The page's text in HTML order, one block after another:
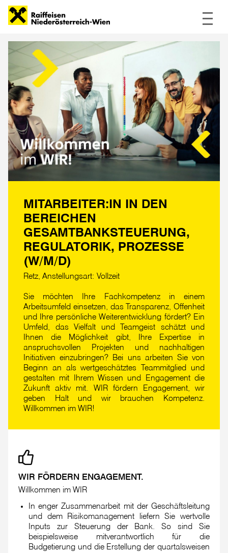
MITARBEITER:IN IN DEN
BEREICHEN
GESAMTBANKSTEUERUNG,
REGULATORIK, PROZESSE
(W/M/D)
Retz, Anstellungsart: Vollzeit
Sie möchten Ihre Fachkompetenz in einem
Arbeitsumfeld einsetzen, das Transparenz, Offenheit
und Ihre persönliche Weiterentwicklung fördert? Ein
Umfeld, das Vielfalt und Teamgeist schätzt und
Ihnen die Möglichkeit gibt, Ihre Expertise in
anspruchsvollen Projekten und nachhaltigen
Initiativen einzubringen? Bei uns arbeiten Sie von
Beginn an als wertgeschätztes Teammitglied und
gestalten mit Ihrem Wissen und Engagement die
Zukunft aktiv mit. WIR fördern Engagement, wir
geben Halt und wir brauchen Kompetenz.
Willkommen im WIR!
WIR FÖRDERN ENGAGEMENT.
Willkommen im WIR
In enger Zusammenarbeit mit der Geschäftsleitung
und dem Risikomanagement liefern Sie wertvolle
Inputs zur Steuerung der Bank. So sind Sie
beispielsweise mitverantwortlich für die
Budgetierung und die Erstellung der quartalsweisen